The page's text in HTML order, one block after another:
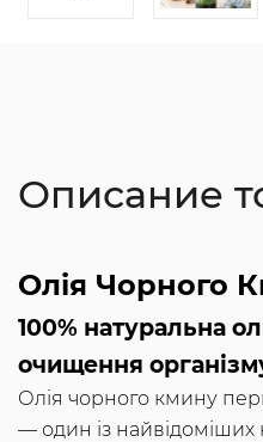
Описание
Олія Чорного
100% натуральна
очищення
Олія чорного кмину
— один із найвідоміших